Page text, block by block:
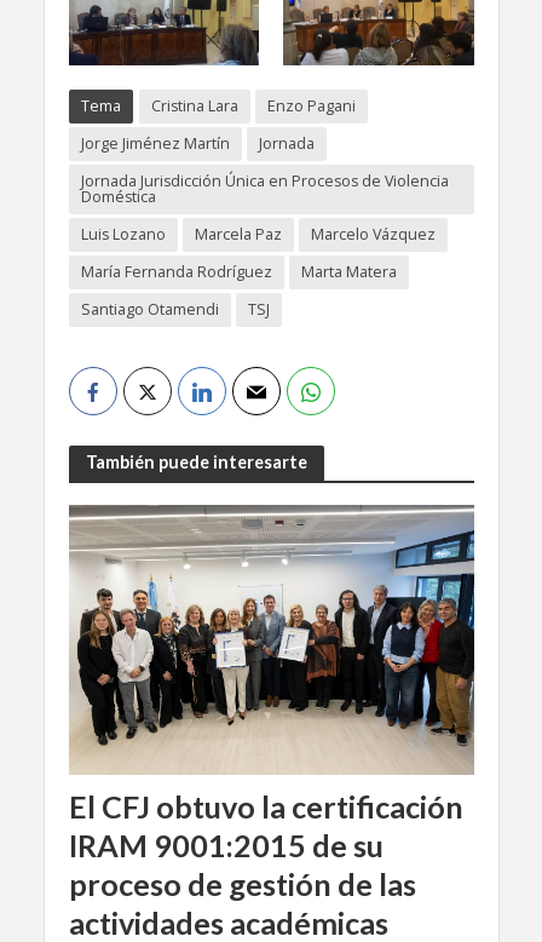
Tema Cristina Lara
Enzo Pagani
Jorge Jiménez Martín
Jornada
Jornada Jurisdicción Única en Procesos de Violencia
Doméstica
Luis Lozano
Marcela Paz
Marcelo Vázquez
María Fernanda Rodríguez
Marta Matera
Santiago Otamendi
TSJ
También puede interesarte
El CFJ obtuvo la certificación
IRAM 9001:2015 de su
proceso de gestión de las
actividades académicas